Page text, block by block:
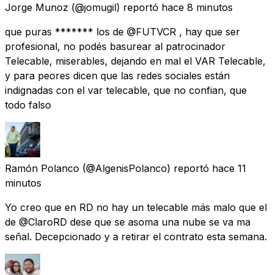
Jorge Munoz (@jomugil) reportó hace 8 minutos
que puras ******* los de @FUTVCR , hay que ser
profesional, no podés basurear al patrocinador
Telecable, miserables, dejando en mal el VAR Telecable,
y para peores dicen que las redes sociales están
indignadas con el var telecable, que no confian, que
todo falso
Ramón Polanco (@AlgenisPolanco) reportó hace 11
minutos
Yo creo que en RD no hay un telecable más malo que el
de @ClaroRD dese que se asoma una nube se va ma
señal. Decepcionado y a retirar el contrato esta semana.